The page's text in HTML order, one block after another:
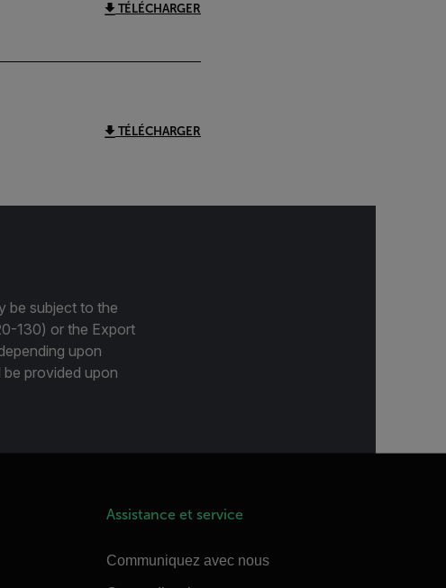
TÉLÉCHARGER
TÉLÉCHARGER
be subject to the
130) or the Export
upon
provided upon
Assistance et service
Communiquez avec nous